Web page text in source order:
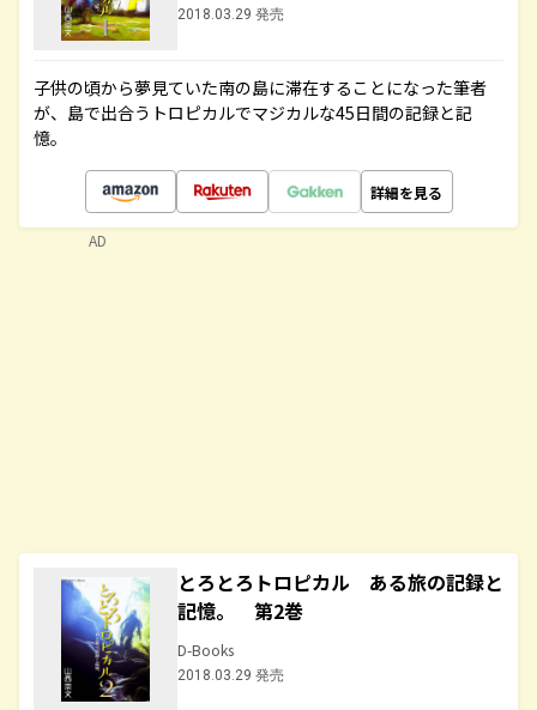
2018.03.29 発売
子供の頃から夢見ていた南の島に滞在することになった筆者
が、島で出合うトロピカルでマジカルな45日間の記録と記
憶。
詳細を見る
とろとろトロピカル ある旅の記録と
記憶。 第2巻
D-Books
2018.03.29 発売
AD